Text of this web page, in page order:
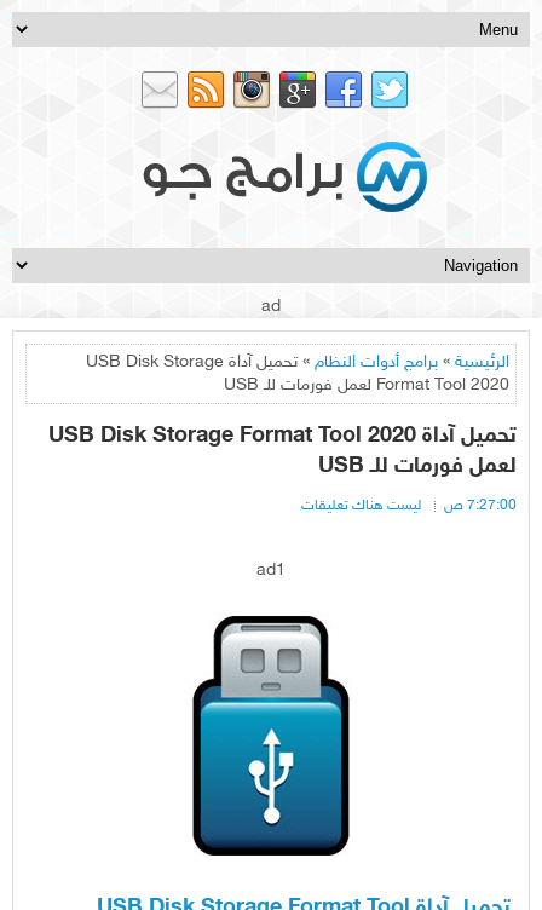
ad
الرئيسية » برامج أدوات النظام
» تحميل آداة USB Disk Storage
Format Tool 2020 لعمل فورمات للـ USB
تحميل آداة USB Disk Storage Format Tool 2020
لعمل فورمات للـ USB
7:27:00 ص ليست هناك تعليقات
ad1